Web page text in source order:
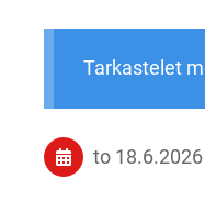
Tarkastelet
to 18.6.2026